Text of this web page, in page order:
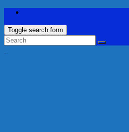
Toggle search form